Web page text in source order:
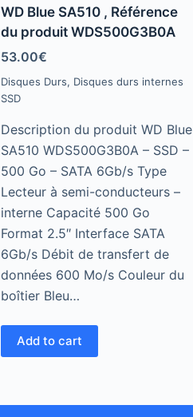
a
t
e
d
0
o
t
o
WD Blue SA510 , Référence
du produit WDS500G3B0A
53.00€
Disques Durs, Disques durs internes
SSD
Description du produit WD Blue
SA510 WDS500G3B0A – SSD –
500 Go – SATA 6Gb/s Type
Lecteur à semi-conducteurs –
interne Capacité 500 Go
Format 2.5″ Interface SATA
6Gb/s Débit de transfert de
données 600 Mo/s Couleur du
boîtier Bleu…
Add to cart